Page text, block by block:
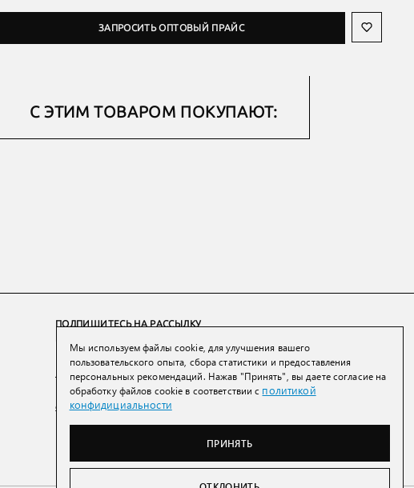
ЗАПРОСИТЬ ОПТОВЫЙ ПРАЙС
С ЭТИМ ТОВАРОМ ПОКУПАЮТ:
ПОДПИШИТЕСЬ НА РАССЫЛКУ
ПОДПИСАТЬСЯ
Нажимая на кнопку вы соглашаетесь сполитикой конфиденциальности и
обработки персональных данных
Мы используем файлы cookie, для улучшения вашего
пользовательского опыта, сбора статистики и предоставления
персональных рекомендаций. Нажав "Принять", вы даете согласие на
обработку файлов cookie в соответствии с политикой
конфидициальности
ПРИНЯТЬ